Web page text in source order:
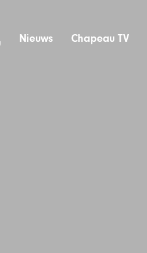
Nieuws Chapeau TV